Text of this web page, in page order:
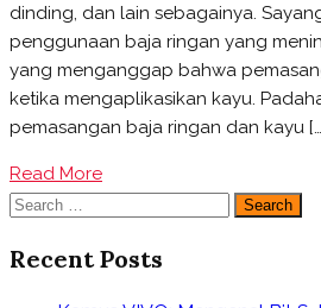
dinding, dan lain sebagainya.
penggunaan baja ringan yang
yang menganggap bahwa
ketika mengaplikasikan kayu.
pemasangan baja ringan dan kayu
Read More
Search
Recent Posts